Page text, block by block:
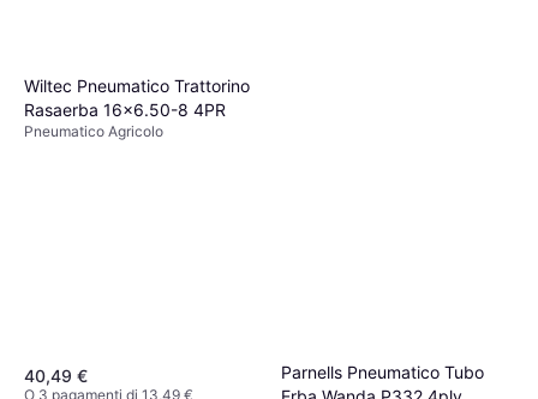
Wiltec Pneumatico Trattorino
Rasaerba 16x6.50-8 4PR
Pneumatico Agricolo
40,49 €
O 3 pagamenti di 13,49 €
Parnells Pneumatico Tubo